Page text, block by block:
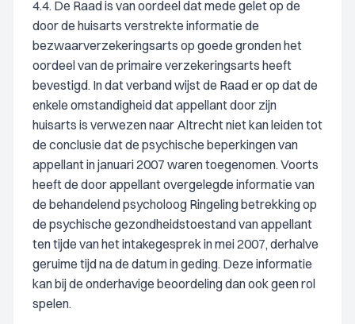
4.4. De Raad is van oordeel dat mede gelet op de
door de huisarts verstrekte informatie de
bezwaarverzekeringsarts op goede gronden het
oordeel van de primaire verzekeringsarts heeft
bevestigd. In dat verband wijst de Raad er op dat de
enkele omstandigheid dat appellant door zijn
huisarts is verwezen naar Altrecht niet kan leiden tot
de conclusie dat de psychische beperkingen van
appellant in januari 2007 waren toegenomen. Voorts
heeft de door appellant overgelegde informatie van
de behandelend psycholoog Ringeling betrekking op
de psychische gezondheidstoestand van appellant
ten tijde van het intakegesprek in mei 2007, derhalve
geruime tijd na de datum in geding. Deze informatie
kan bij de onderhavige beoordeling dan ook geen rol
spelen.